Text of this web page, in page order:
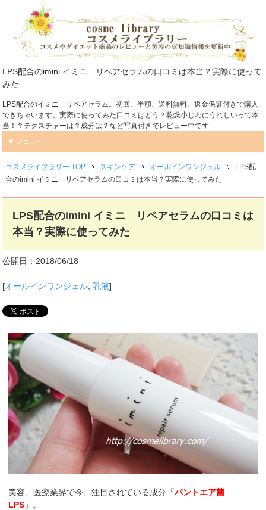
LPS配合のimini イミニ リペアセラムの口コミは本当？実際に使って
みた
LPS配合のイミニ リペアセラム。初回、半額、送料無料、返金保証付きで購入
できちゃいます。実際に使ってみた口コミはどう？乾燥小じわにうれしいって本
当！？テクスチャーは？成分は？など写真付きでレビュー中です
メニュー
コスメライブラリー TOP スキンケア オールインワンジェル
LPS配
合のimini イミニ リペアセラムの口コミは本当？実際に使ってみた
LPS配合のimini イミニ リペアセラムの口コミは
本当？実際に使ってみた
公開日：2018/06/18
[オールインワンジェル,乳液]
美容、医療業界で今、注目されている成分「パントエア菌
LPS 」。